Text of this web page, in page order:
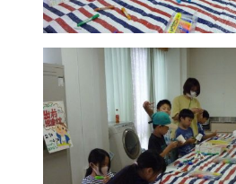
たけの子くらぶ便り（６
投
稿
日:
2023年07月01日
フ
ォ
ー
マ
リンク
カ
テ
ゴ
リ
支
今日は二・三年生が児童館
ッププロペラ」を作りました